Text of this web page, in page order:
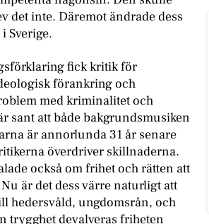
det inte. Däremot ändrade dess
Sverige.
fick kritik för
förankring och
med kriminalitet och
sant att både bakgrundsmusiken
är annorlunda 31 år senare
överdriver skillnaderna.
också om frihet och rätten att
är det dess värre naturligt att
hedersvåld, ungdomsrån, och
trygghet devalveras friheten